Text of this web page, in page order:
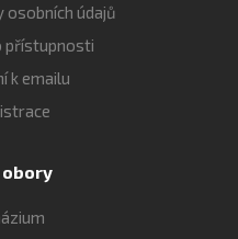
osobních údajů
přístupnosti
k emailu